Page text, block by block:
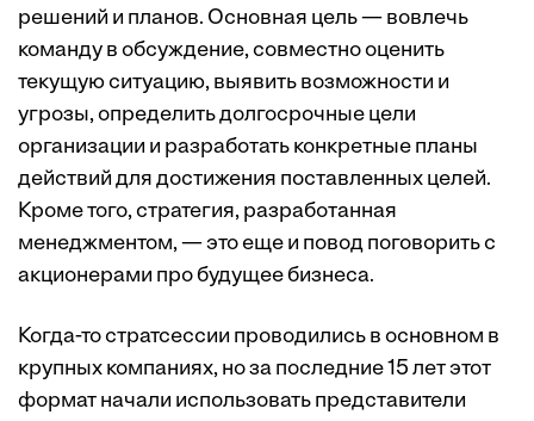
решений и планов. Основная цель — вовлечь
команду в обсуждение, совместно оценить
текущую ситуацию, выявить возможности и
угрозы, определить долгосрочные цели
организации и разработать конкретные планы
действий для достижения поставленных целей.
Кроме того, стратегия, разработанная
менеджментом, — это еще и повод поговорить с
акционерами про будущее бизнеса.
Когда-то стратсессии проводились в основном в
крупных компаниях, но за последние 15 лет этот
формат начали использовать представители